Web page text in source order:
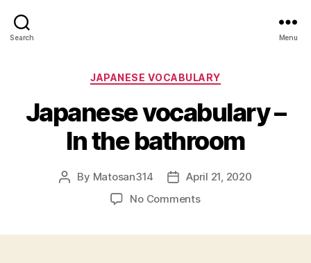
Search Menu
Categories
JAPANESE VOCABULARY
Japanese vocabulary –
In the bathroom
Post
By Matosan314
PostApril 21, 2020
No Commentson